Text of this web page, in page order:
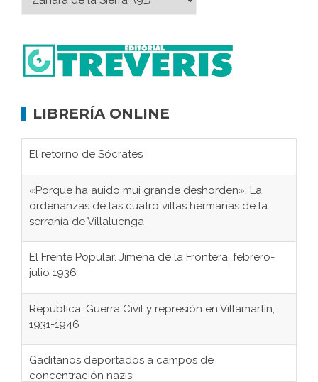
LIBRERÍA ONLINE
El retorno de Sócrates
«Porque ha auido mui grande deshorden»: La
ordenanzas de las cuatro villas hermanas de la
serranía de Villaluenga
El Frente Popular. Jimena de la Frontera, febrero-
julio 1936
República, Guerra Civil y represión en Villamartín,
1931-1946
Gaditanos deportados a campos de
concentración nazis